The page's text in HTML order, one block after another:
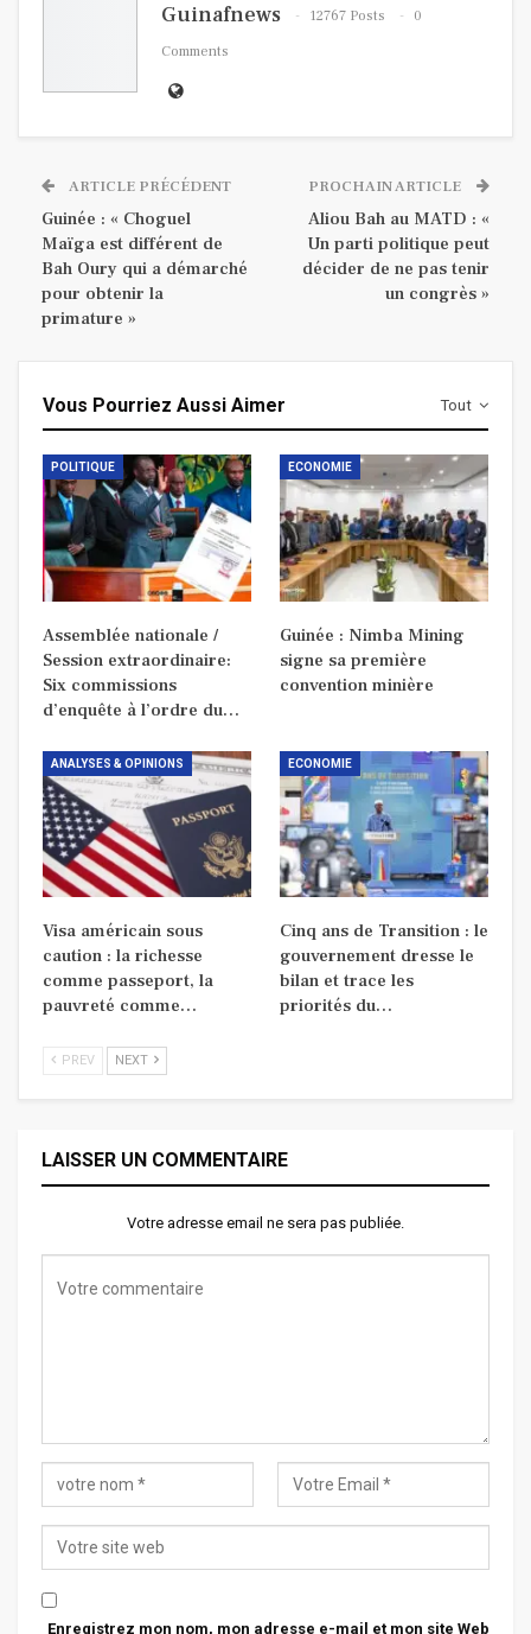
Guinafnews 12767 Posts
0
Comments
ARTICLE PRÉCÉDENT
Guinée : « Choguel
Maïga est différent de
Bah Oury qui a démarché
pour obtenir la
primature »
PROCHAIN ARTICLE
Aliou Bah au MATD : «
Un parti politique peut
décider de ne pas tenir
un congrès »
Tout
Vous Pourriez Aussi Aimer
POLITIQUE
Assemblée nationale /
Session extraordinaire:
Six commissions
d’enquête à l’ordre du…
ECONOMIE
Guinée : Nimba Mining
signe sa première
convention minière
ANALYSES & OPINIONS
Visa américain sous
caution : la richesse
comme passeport, la
pauvreté comme…
ECONOMIE
Cinq ans de Transition : le
gouvernement dresse le
bilan et trace les
priorités du…
PREV NEXT
LAISSER UN COMMENTAIRE
Votre adresse email ne sera pas publiée.
Enregistrez mon nom, mon adresse e-mail et mon site Web